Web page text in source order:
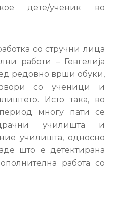
дете/ученик во
со стручни лица
работи – Гевгелија
редовно врши обуки,
со ученици и
Исто така, во
многу пати се
училишта и
училишта, односно
што е детектирана
работа со